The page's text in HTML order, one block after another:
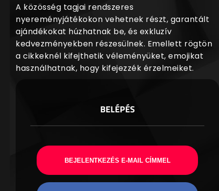
A közösség tagjai rendszeres
nyereményjátékokon vehetnek részt, garantált
ajándékokat húzhatnak be, és exkluzív
kedvezményekben részesülnek. Emellett rögtön
a cikkeknél kifejthetik véleményüket, emojikat
használhatnak, hogy kifejezzék érzelmeiket.
BELÉPÉS
BEJELENTKEZÉS E-MAIL CÍMMEL